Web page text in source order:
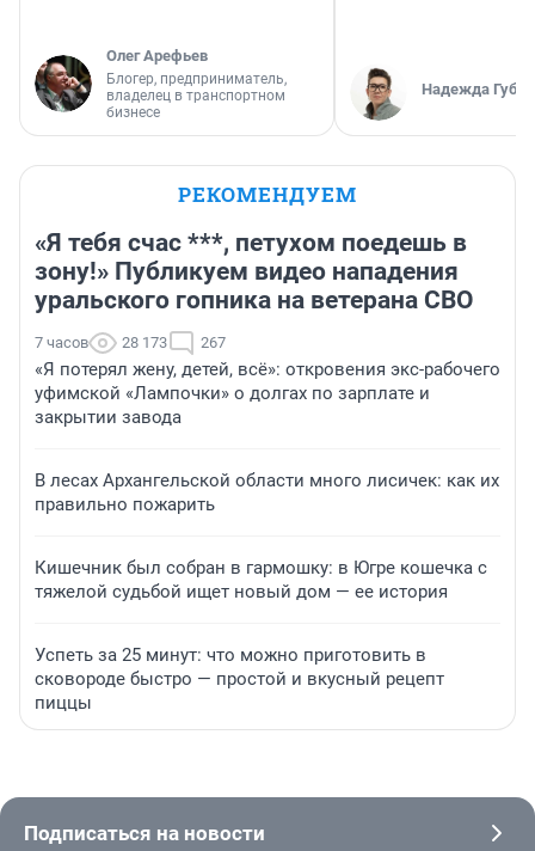
Олег Арефьев
Блогер, предприниматель,
владелец в транспортном
бизнесе
Надежда
РЕКОМЕНДУЕМ
«Я тебя счас ***, петухом поедешь в
зону!» Публикуем видео нападения
уральского гопника на ветерана СВО
7 часов 28 173 267
«Я потерял жену, детей, всё»: откровения экс-рабочего
уфимской «Лампочки» о долгах по зарплате и
закрытии завода
В лесах Архангельской области много лисичек: как их
правильно пожарить
Кишечник был собран в гармошку: в Югре кошечка с
тяжелой судьбой ищет новый дом — ее история
Успеть за 25 минут: что можно приготовить в
сковороде быстро — простой и вкусный рецепт
пиццы
Подписаться на новости